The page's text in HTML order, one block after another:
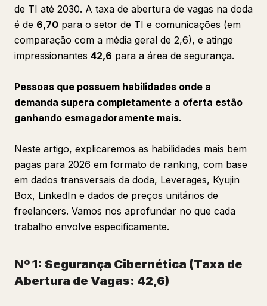
de TI até 2030. A taxa de abertura de vagas na doda
é de 6,70 para o setor de TI e comunicações (em
comparação com a média geral de 2,6), e atinge
impressionantes 42,6 para a área de segurança.
Pessoas que possuem habilidades onde a
demanda supera completamente a oferta estão
ganhando esmagadoramente mais.
Neste artigo, explicaremos as habilidades mais bem
pagas para 2026 em formato de ranking, com base
em dados transversais da doda, Leverages, Kyujin
Box, LinkedIn e dados de preços unitários de
freelancers. Vamos nos aprofundar no que cada
trabalho envolve especificamente.
Nº 1: Segurança Cibernética (Taxa de
Abertura de Vagas: 42,6)